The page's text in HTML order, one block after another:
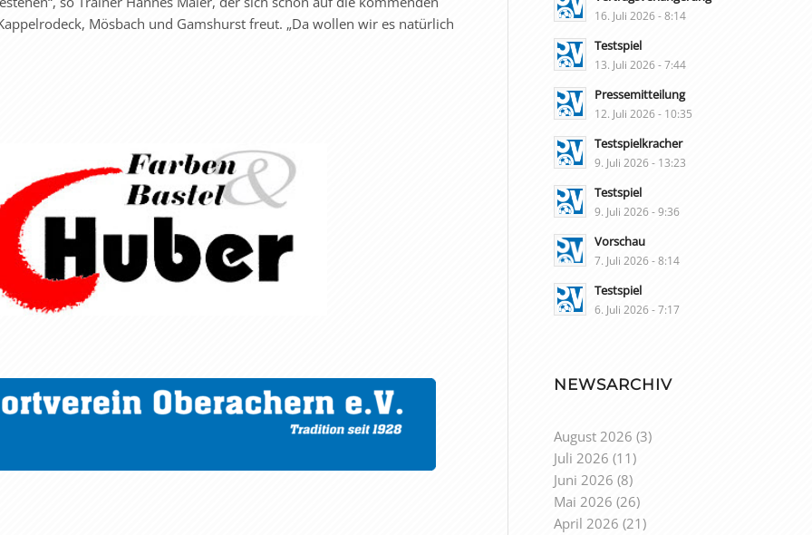
Mösbach und Gamshurst freut. „Da wollen wir es natürlich
16. Juli 2026 - 8:14
Testspiel
13. Juli 2026 - 7:44
Pressemitteilung
12. Juli 2026 - 10:35
Testspielkracher
9. Juli 2026 - 13:23
Testspiel
9. Juli 2026 - 9:36
Vorschau
7. Juli 2026 - 8:14
Testspiel
6. Juli 2026 - 7:17
NEWSARCHIV
August 2026 (3)
Juli 2026 (11)
Juni 2026 (8)
Mai 2026 (26)
April 2026 (21)